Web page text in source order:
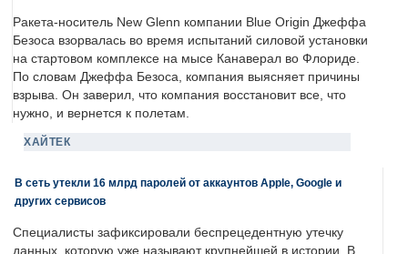
Ракета-носитель New Glenn компании Blue Origin Джеффа
Безоса взорвалась во время испытаний силовой установки
на стартовом комплексе на мысе Канаверал во Флориде.
По словам Джеффа Безоса, компания выясняет причины
взрыва. Он заверил, что компания восстановит все, что
нужно, и вернется к полетам.
ХАЙТЕК
В сеть утекли 16 млрд паролей от аккаунтов Apple, Google и
других сервисов
Специалисты зафиксировали беспрецедентную утечку
данных, которую уже называют крупнейшей в истории. В